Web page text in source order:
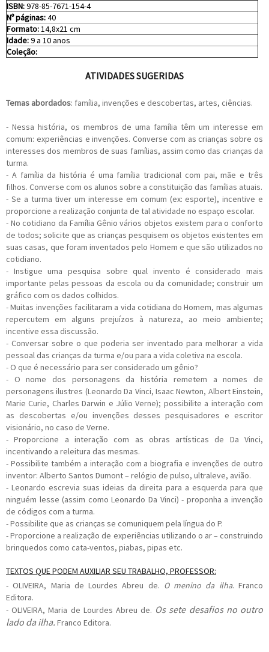
ISBN:978-85-7671-154-4
Nº páginas:40
Formato:14,8x21 cm
Idade:9 a 10 anos
Coleção:
ATIVIDADES SUGERIDAS
Temas abordados: família, invenções e descobertas, artes, ciências.
- Nessa história, os membros de uma família têm um interesse em
comum: experiências e invenções. Converse com as crianças sobre os
interesses dos membros de suas famílias, assim como das crianças da
turma.
- A família da história é uma família tradicional com pai, mãe e três
filhos. Converse com os alunos sobre a constituição das famílias atuais.
- Se a turma tiver um interesse em comum (ex: esporte), incentive e
proporcione a realização conjunta de tal atividade no espaço escolar.
- No cotidiano da Família Gênio vários objetos existem para o conforto
de todos; solicite que as crianças pesquisem os objetos existentes em
suas casas, que foram inventados pelo Homem e que são utilizados no
cotidiano.
- Instigue uma pesquisa sobre qual invento é considerado mais
importante pelas pessoas da escola ou da comunidade; construir um
gráfico com os dados colhidos.
- Muitas invenções facilitaram a vida cotidiana do Homem, mas algumas
repercutem em alguns prejuízos à natureza, ao meio ambiente;
incentive essa discussão.
- Conversar sobre o que poderia ser inventado para melhorar a vida
pessoal das crianças da turma e/ou para a vida coletiva na escola.
- O que é necessário para ser considerado um gênio?
- O nome dos personagens da história remetem a nomes de
personagens ilustres (Leonardo Da Vinci, Isaac Newton, Albert Einstein,
Marie Curie, Charles Darwin e Júlio Verne); possibilite a interação com
as descobertas e/ou invenções desses pesquisadores e escritor
visionário, no caso de Verne.
- Proporcione a interação com as obras artísticas de Da Vinci,
incentivando a releitura das mesmas.
- Possibilite também a interação com a biografia e invenções de outro
inventor: Alberto Santos Dumont – relógio de pulso, ultraleve, avião.
- Leonardo escrevia suas ideias da direita para a esquerda para que
ninguém lesse (assim como Leonardo Da Vinci) - proponha a invenção
de códigos com a turma.
- Possibilite que as crianças se comuniquem pela língua do P.
- Proporcione a realização de experiências utilizando o ar – construindo
brinquedos como cata-ventos, piabas, pipas etc.
TEXTOS QUE PODEM AUXILIAR SEU TRABALHO, PROFESSOR:
- OLIVEIRA, Maria de Lourdes Abreu de. O menino da ilha. Franco
Editora.
-OLIVEIRA, Maria de Lourdes Abreu de. Os sete desafios no outro
lado da ilha. Franco Editora.